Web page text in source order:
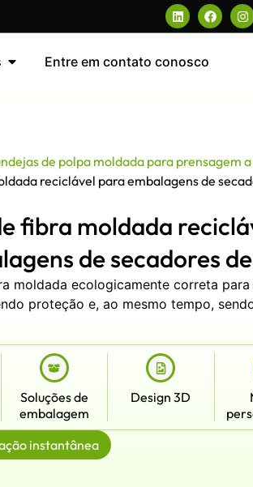
Entre em contato conosco
de polpa moldada para prensagem
reciclável para embalagens de
fibra moldada
de secadores
moldada ecologicamente correta
proteção e, ao mesmo tempo,
Soluções de
embalagem
Design 3D
instantânea